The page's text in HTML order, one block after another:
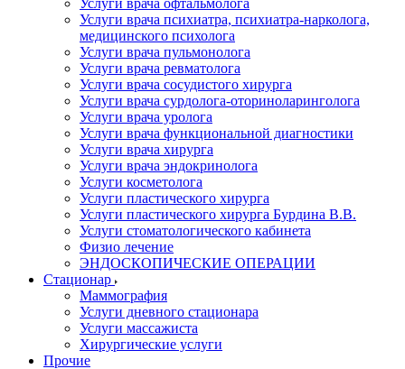
Услуги врача офтальмолога
Услуги врача психиатра, психиатра-нарколога,
медицинского психолога
Услуги врача пульмонолога
Услуги врача ревматолога
Услуги врача сосудистого хирурга
Услуги врача сурдолога-оториноларинголога
Услуги врача уролога
Услуги врача функциональной диагностики
Услуги врача хирурга
Услуги врача эндокринолога
Услуги косметолога
Услуги пластического хирурга
Услуги пластического хирурга Бурдина В.В.
Услуги стоматологического кабинета
Физио лечение
ЭНДОСКОПИЧЕСКИЕ ОПЕРАЦИИ
Стационар
Маммография
Услуги дневного стационара
Услуги массажиста
Хирургические услуги
Прочие